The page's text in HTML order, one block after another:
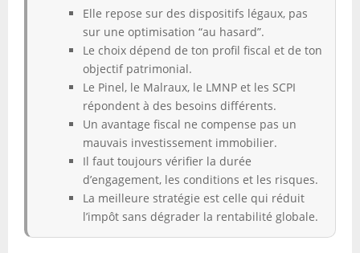
Elle repose sur des dispositifs légaux, pas
sur une optimisation “au hasard”.
Le choix dépend de ton profil fiscal et de ton
objectif patrimonial.
Le Pinel, le Malraux, le LMNP et les SCPI
répondent à des besoins différents.
Un avantage fiscal ne compense pas un
mauvais investissement immobilier.
Il faut toujours vérifier la durée
d’engagement, les conditions et les risques.
La meilleure stratégie est celle qui réduit
l’impôt sans dégrader la rentabilité globale.